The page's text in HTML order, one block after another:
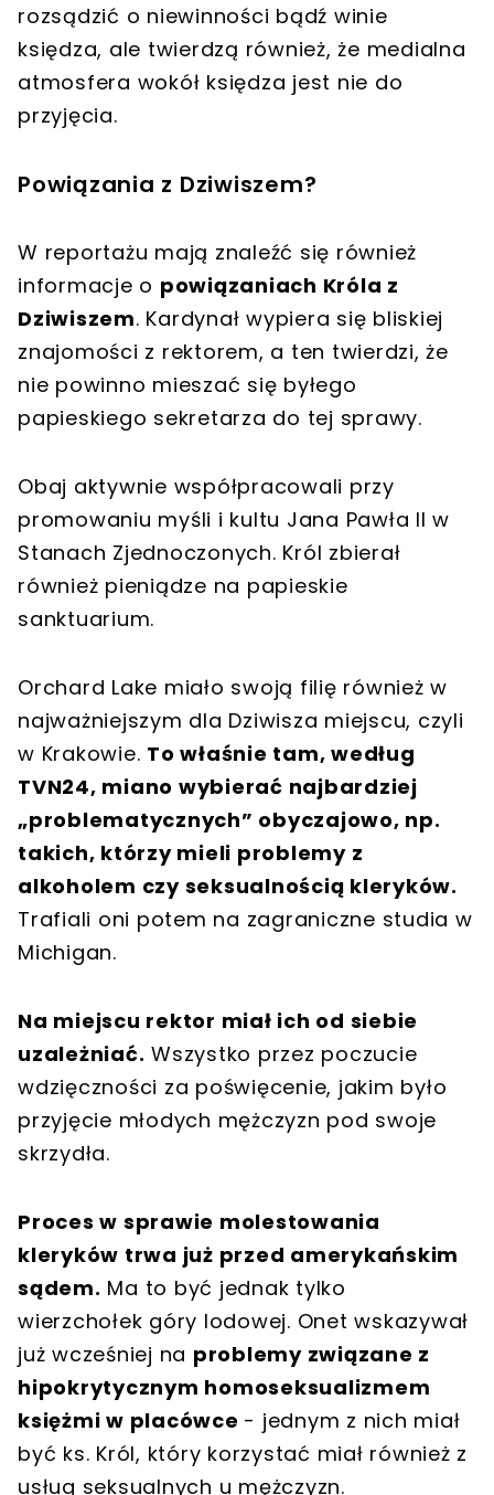
rozsądzić o niewinności bądź winie
księdza, ale twierdzą również, że medialna
atmosfera wokół księdza jest nie do
przyjęcia.
Powiązania z Dziwiszem?
W reportażu mają znaleźć się również
informacje o powiązaniach Króla z
Dziwiszem. Kardynał wypiera się bliskiej
znajomości z rektorem, a ten twierdzi, że
nie powinno mieszać się byłego
papieskiego sekretarza do tej sprawy.
Obaj aktywnie współpracowali przy
promowaniu myśli i kultu Jana Pawła II w
Stanach Zjednoczonych. Król zbierał
również pieniądze na papieskie
sanktuarium.
Orchard Lake miało swoją filię również w
najważniejszym dla Dziwisza miejscu, czyli
w Krakowie. To właśnie tam, według
TVN24, miano wybierać najbardziej
„problematycznych” obyczajowo, np.
takich, którzy mieli problemy z
alkoholem czy seksualnością kleryków.
Trafiali oni potem na zagraniczne studia w
Michigan.
Na miejscu rektor miał ich od siebie
uzależniać. Wszystko przez poczucie
wdzięczności za poświęcenie, jakim było
przyjęcie młodych mężczyzn pod swoje
skrzydła.
Proces w sprawie molestowania
kleryków trwa już przed amerykańskim
sądem. Ma to być jednak tylko
wierzchołek góry lodowej. Onet wskazywał
już wcześniej na problemy związane z
hipokrytycznym homoseksualizmem
księżmi w placówce - jednym z nich miał
być ks. Król, który korzystać miał również z
usług seksualnych u mężczyzn.